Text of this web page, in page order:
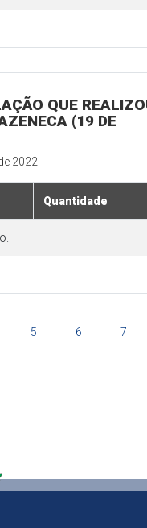
QUE
(19 DE
2022
Quantidade
5 6 7